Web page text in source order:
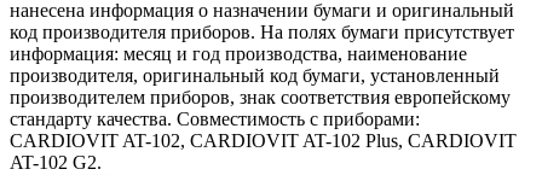
нанесена информация о назначении бумаги и оригинальный
код производителя приборов. На полях бумаги присутствует
информация: месяц и год производства, наименование
производителя, оригинальный код бумаги, установленный
производителем приборов, знак соответствия европейскому
стандарту качества. Совместимость с приборами:
CARDIOVIT AT-102, CARDIOVIT AT-102 Plus, CARDIOVIT
AT-102 G2.